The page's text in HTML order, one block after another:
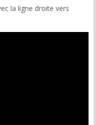
la ligne droite vers